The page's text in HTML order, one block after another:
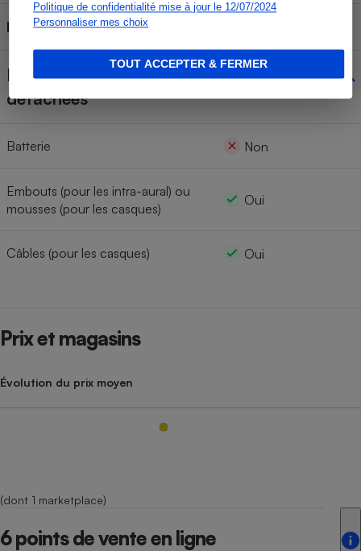
Politique de confidentialité mise à jour le 12/07/2024
Personnaliser mes choix
TOUT ACCEPTER & FERMER
Localisation GPS via App
Disponibilité des pièces
détachées
Batterie Non
Embouts (pour les intra-aural) ou
mousses (pour les casques)
Oui
Câbles (pour les casques) Oui
Prix et magasins
Évolution du prix moyen
(dont 1 marketplace)
6 points de vente en ligne